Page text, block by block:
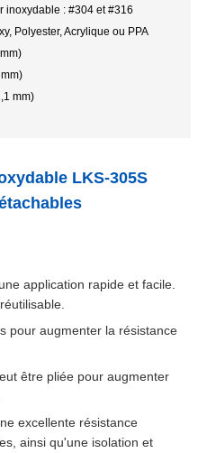
inoxydable : #304 et #316
Polyester, Acrylique ou PPA
mm)
LKS-305S
application rapide et facile.
pour augmenter la résistance
être pliée pour augmenter
excellente résistance
ainsi qu'une isolation et